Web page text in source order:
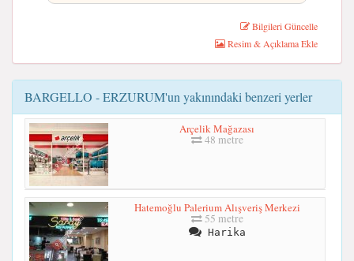
Bilgileri Güncelle
Resim & Açıklama Ekle
BARGELLO - ERZURUM'un yakınındaki benzeri yerler
Arçelik Mağazası
48 metre
Hatemoğlu Palerium Alışveriş Merkezi
55 metre
Harika